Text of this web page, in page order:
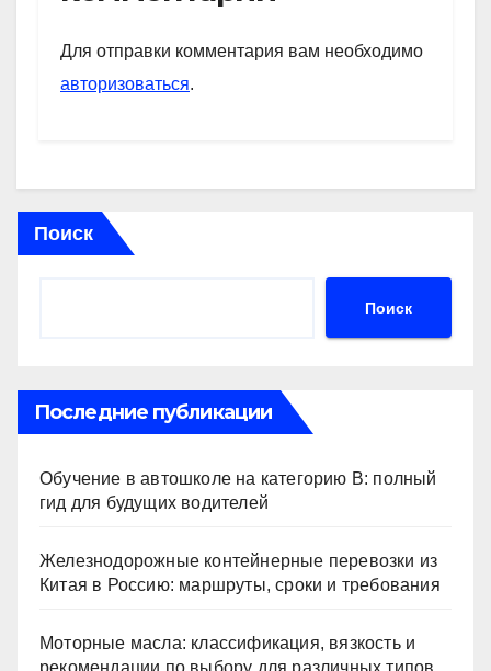
A
p
p
a
m
kl
a
и
Для отправки комментария вам необходимо
авторизоваться.
Поиск
Поиск
Последние публикации
Обучение в автошколе на категорию В: полный
гид для будущих водителей
Железнодорожные контейнерные перевозки из
Китая в Россию: маршруты, сроки и требования
Моторные масла: классификация, вязкость и
рекомендации по выбору для различных типов